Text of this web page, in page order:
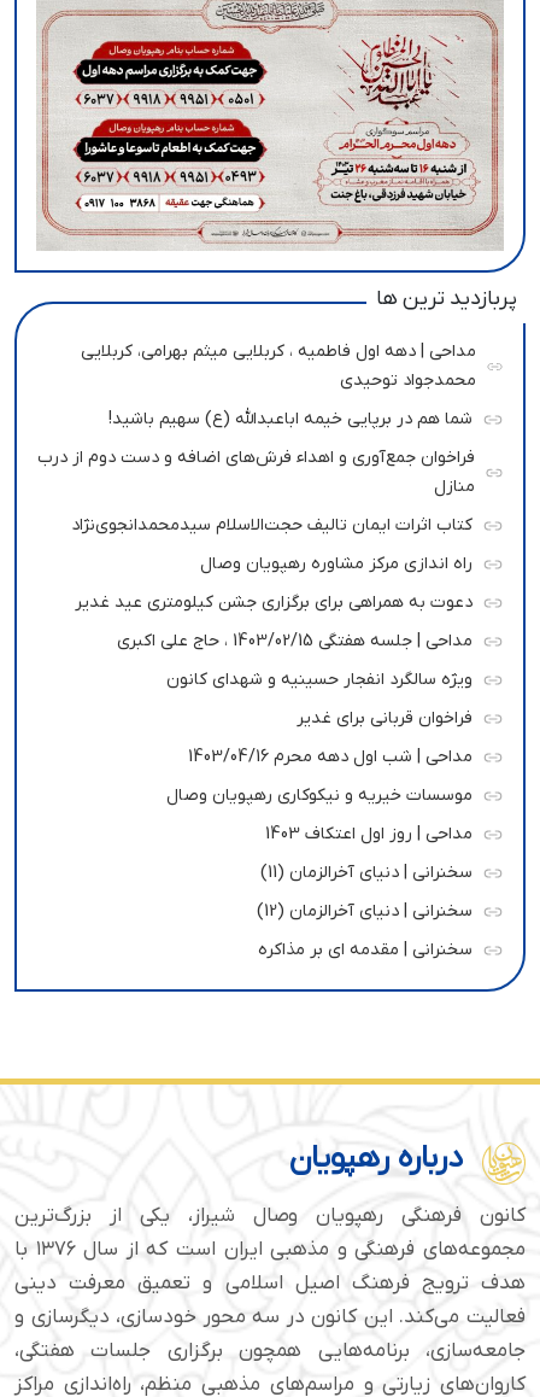
پربازدید ترین ها
مداحی | دهه اول فاطمیه ، کربلایی میثم بهرامی، کربلایی
محمدجواد توحیدی
شما هم در برپایی خیمه اباعبدالله (ع) سهیم باشید!
فراخوان جمع‌آوری و اهداء فرش‌های اضافه و دست دوم از درب
منازل
کتاب اثرات ایمان تالیف حجت‌الاسلام سیدمحمدانجوی‌نژاد
راه اندازی مرکز مشاوره رهپویان وصال
دعوت به همراهی برای برگزاری جشن کیلومتری عید غدیر
مداحی | جلسه هفتگی 1403/02/15 ، حاج علی اکبری
ویژه سالگرد انفجار حسینیه و شهدای کانون
فراخوان قربانی برای غدیر
مداحی | شب اول دهه محرم 1403/04/16
موسسات خیریه و نیکوکاری رهپویان وصال
مداحی | روز اول اعتکاف 1403
سخنرانی | دنیای آخرالزمان (11)
سخنرانی | دنیای آخرالزمان (12)
سخنرانی | مقدمه ای بر مذاکره
درباره رهپویان
کانون فرهنگی رهپویان وصال شیراز، یکی از بزرگ‌ترین
مجموعه‌های فرهنگی و مذهبی ایران است که از سال ۱۳۷۶ با
هدف ترویج فرهنگ اصیل اسلامی و تعمیق معرفت دینی
فعالیت می‌کند. این کانون در سه محور خودسازی، دیگرسازی و
جامعه‌سازی، برنامه‌هایی همچون برگزاری جلسات هفتگی،
کاروان‌های زیارتی و مراسم‌های مذهبی منظم، راه‌اندازی مراکز